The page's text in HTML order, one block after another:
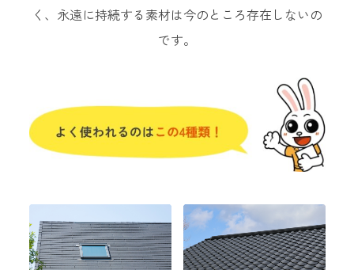
く、永遠に持続する素材は今のところ存在しないの
です。